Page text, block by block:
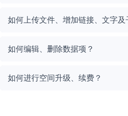
如何上传文件、增加链接、文字及
如何编辑、删除数据项？
如何进行空间升级、续费？